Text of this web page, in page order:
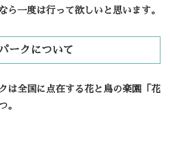
ら一度は行って欲しいと思います。
ークについて
は全国に点在する花と鳥の楽園「花
。